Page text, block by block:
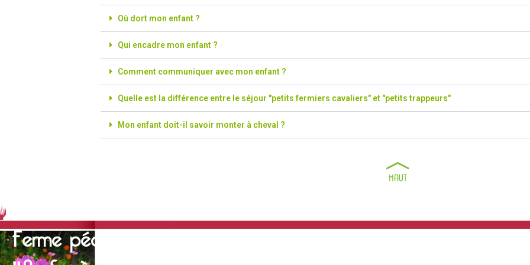
Où dort mon enfant ?
Qui encadre mon enfant ?
Comment communiquer avec mon enfant ?
Quelle est la différence entre le séjour "petits fermiers cavaliers" et "petits trappeurs"
Mon enfant doit-il savoir monter à cheval ?
Ferme pédagogique Informations une